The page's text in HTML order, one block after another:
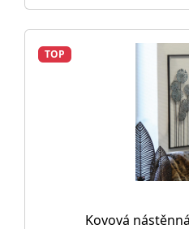
TOP
Kovová